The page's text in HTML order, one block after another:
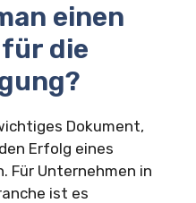
einen
die
Dokument,
Erfolg eines
Für Unternehmen in
ist es